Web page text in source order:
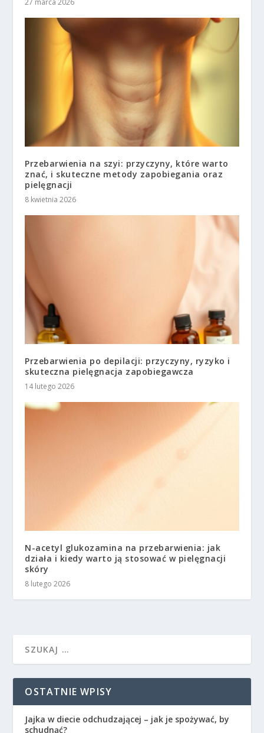
27 marca 2026
Przebarwienia na szyi: przyczyny, które warto
znać, i skuteczne metody zapobiegania oraz
pielęgnacji
8 kwietnia 2026
Przebarwienia po depilacji: przyczyny, ryzyko i
skuteczna pielęgnacja zapobiegawcza
14 lutego 2026
N-acetyl glukozamina na przebarwienia: jak
działa i kiedy warto ją stosować w pielęgnacji
skóry
8 lutego 2026
OSTATNIE WPISY
Jajka w diecie odchudzającej – jak je spożywać, by
schudnąć?